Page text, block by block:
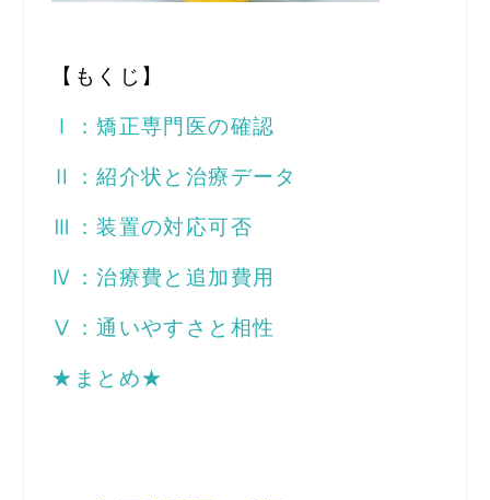
【もくじ】
Ⅰ：矯正専門医の確認
Ⅱ：紹介状と治療データ
Ⅲ：装置の対応可否
Ⅳ：治療費と追加費用
Ⅴ：通いやすさと相性
★まとめ★